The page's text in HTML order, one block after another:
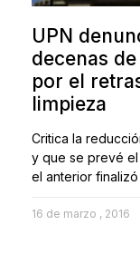
UPN
decenas
por el
limpieza
Critica la
y que se prevé
el anterior
16 de marzo , 2016